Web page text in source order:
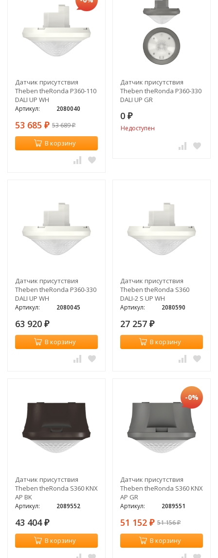
Датчик присутствия
Theben theRonda P360-110
DALI UP WH
Артикул: 2080040
53 685 ₽ 53 689₽
В корзину
Датчик присутствия
Theben theRonda P360-330
DALI UP GR
0 ₽
Недоступен
Датчик присутствия
Theben theRonda P360-330
DALI UP WH
Артикул: 2080045
63 920 ₽
В корзину
Датчик присутствия
Theben theRonda S360
DALI-2 S UP WH
Артикул: 2080590
27 257 ₽
В корзину
Датчик присутствия
Theben theRonda S360 KNX
AP BK
Артикул: 2089552
43 404 ₽
В корзину
-0%
Датчик присутствия
Theben theRonda S360 KNX
AP GR
Артикул: 2089551
51 152 ₽ 51 156₽
В корзину